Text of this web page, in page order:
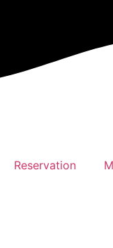
Reservation